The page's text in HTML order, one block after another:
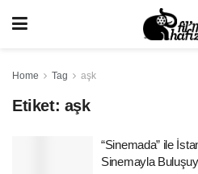
Home Tag aşk
Etiket: aşk
“Sinemada” ile
Sinemayla